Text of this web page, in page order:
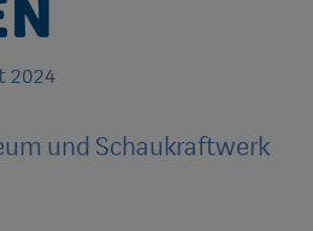
2024
und Schaukraftwerk